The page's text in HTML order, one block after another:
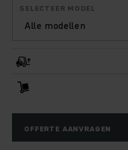
Alle modellen
SELECTEER MODEL
OFFERTE AANVRAGEN